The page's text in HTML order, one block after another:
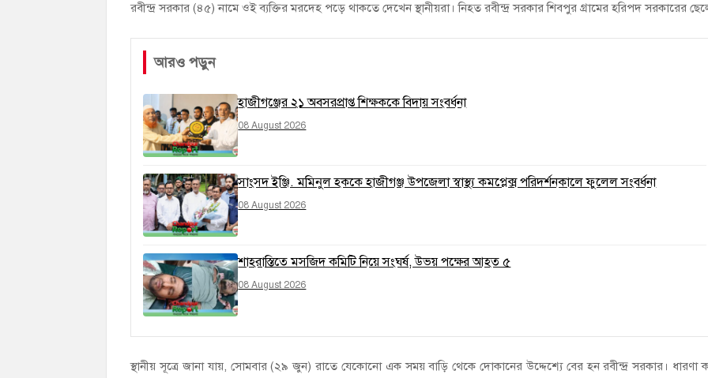
রবীন্দ্র সরকার (৪৫) নামে ওই ব্যক্তির মরদেহ পড়ে থাকতে দেখেন স্থানীয়রা। নিহত রবীন্দ্র সরকার শিবপুর গ্রামের হরিপদ সরকারের
আরও পড়ুন
হাজীগঞ্জের ২১ অবসরপ্রাপ্ত শিক্ষককে বিদায় সংবর্ধনা
08 August 2026
সাংসদ ইঞ্জি. মমিনুল হককে হাজীগঞ্জ উপজেলা স্বাস্থ্য কমপ্লেক্স পরিদর্শনকালে ফুলেল সংবর্ধনা
08 August 2026
শাহরাস্তিতে মসজিদ কমিটি নিয়ে সংঘর্ষ, উভয় পক্ষের আহত ৫
08 August 2026
স্থানীয় সূত্রে জানা যায়, সোমবার (২৯ জুন) রাতে যেকোনো এক সময় বাড়ি থেকে দোকানের উদ্দেশ্যে বের হন রবীন্দ্র সরকার। ধারণা